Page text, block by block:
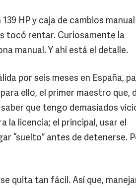
HP y caja de cambios manual
tocó rentar. Curiosamente la
manual. Y ahí está el detalle.
por seis meses en España,
ello, el primer maestro que,
que tengo demasiados
la licencia; el principal, usar el
“suelto” antes de detenerse.
quita tan fácil. Así que,